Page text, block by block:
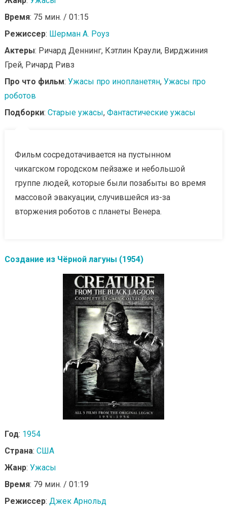
Время: 75 мин. / 01:15
Режиссер: Шерман А. Роуз
Актеры: Ричард Деннинг, Кэтлин Краули, Вирджиния
Грей, Ричард Ривз
Про что фильм: Ужасы про инопланетян, Ужасы про
роботов
Подборки: Старые ужасы, Фантастические ужасы
Фильм сосредотачивается на пустынном
чикагском городском пейзаже и небольшой
группе людей, которые были позабыты во время
массовой эвакуации, случившейся из-за
вторжения роботов с планеты Венера.
Создание из Чёрной лагуны (1954)
Год: 1954
Страна: США
Жанр: Ужасы
Время: 79 мин. / 01:19
Режиссер: Джек Арнольд